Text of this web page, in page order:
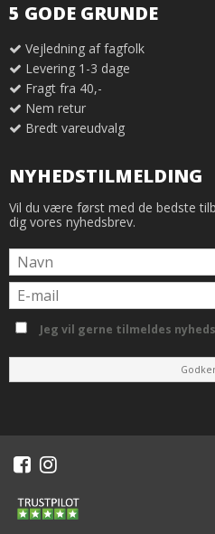
5 GODE GRUNDE
Vejledning af fagfolk
Levering 1-3 dage
Fragt fra 40,-
Nem retur
Bredt vareudvalg
NYHEDSTILMELDING
Vil du være først med de bedste
dig vores nyhedsbrev.
Jeg vil gerne tilmeldes